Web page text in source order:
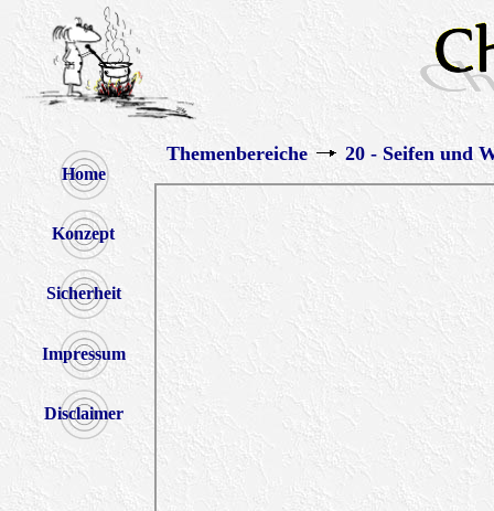
Home
Konzept
Sicherheit
Impressum
Disclaimer
Themenbereiche 20 - Seifen und